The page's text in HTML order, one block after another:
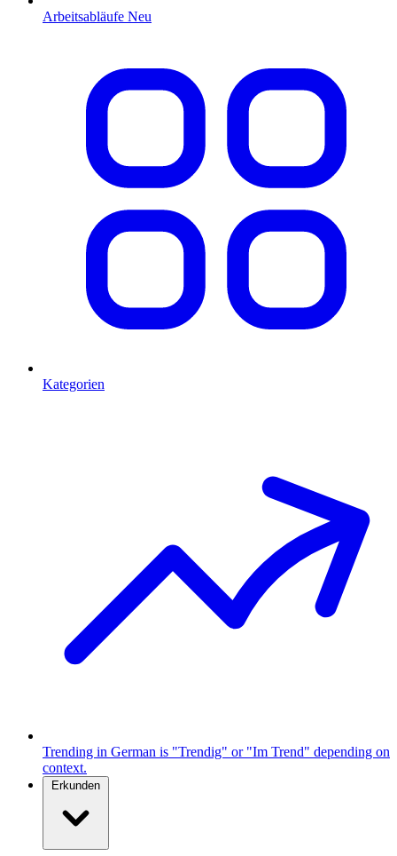
Arbeitsabläufe Neu
Kategorien
Trending in German is "Trendig" or "Im Trend" depending on
context.
Erkunden